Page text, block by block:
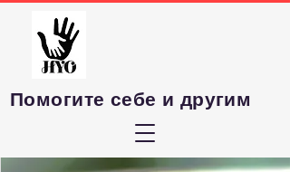
Помогите себе и другим